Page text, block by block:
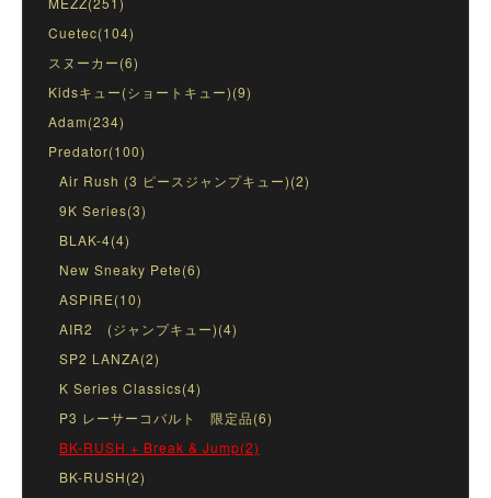
Cuetec(104)
スヌーカー(6)
Kidsキュー(ショートキュー)(9)
Adam(234)
Predator(100)
Air Rush (3 ピースジャンプキュー)(2)
9K Series(3)
BLAK-4(4)
New Sneaky Pete(6)
ASPIRE(10)
AIR2 (ジャンプキュー)(4)
SP2 LANZA(2)
K Series Classics(4)
P3 レーサーコバルト 限定品(6)
BK-RUSH + Break & Jump(2)
BK-RUSH(2)